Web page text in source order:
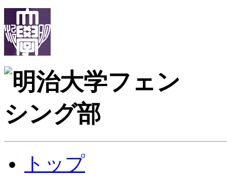
トップ